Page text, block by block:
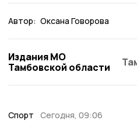
Автор: Оксана Говорова
Издания МО
Тамбовской области
Спорт Сегодня, 09:06